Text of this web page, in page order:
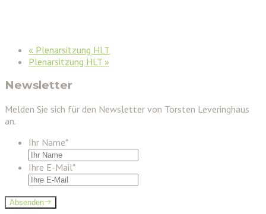
« Plenarsitzung HLT
Plenarsitzung HLT »
Newsletter
Melden Sie sich für den Newsletter von Torsten Leveringhaus
an.
Ihr Name*
Ihre E-Mail*
Absenden